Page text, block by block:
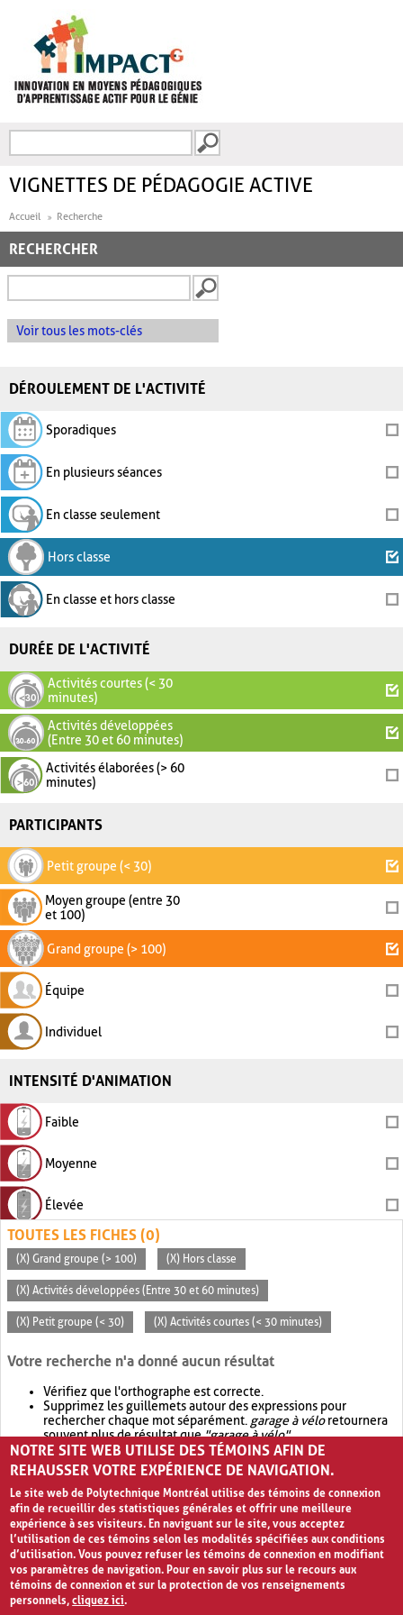
FORMULAIRE DE
VIGNETTES DE PÉDAGOGIE ACTIVE
Accueil Recherche
RECHERCHER
Voir tous les mots-clés
DÉROULEMENT DE L'ACTIVITÉ
Sporadiques
En plusieurs séances
En classe seulement
Hors classe
En classe et hors classe
DURÉE DE L'ACTIVITÉ
Activités courtes (< 30
minutes)
Activités développées
(Entre 30 et 60 minutes)
Activités élaborées (> 60
minutes)
PARTICIPANTS
Petit groupe (< 30)
Moyen groupe (entre 30
et 100)
Grand groupe (> 100)
Équipe
Individuel
INTENSITÉ D'ANIMATION
Faible
Moyenne
Élevée
TOUTES LES FICHES (0)
(X) Grand groupe (> 100) (X) Hors classe
(X) Activités développées (Entre 30 et 60 minutes)
(X) Petit groupe (< 30) (X) Activités courtes (< 30 minutes)
Votre recherche n'a donné aucun résultat
Vérifiez que l'orthographe est correcte.
Supprimez les guillemets autour des expressions pour
rechercher chaque mot séparément. garage à véloretournera
souvent plus de résultat que"garage à vélo".
Envisagez d'élargir votre recherche avec OR.garage OR vélo
retournera souvent plus de résultat quegarage à vélo
NOTRE SITE WEB UTILISE DES TÉMOINS AFIN DE
REHAUSSER VOTRE EXPÉRIENCE DE NAVIGATION.
Le site web de Polytechnique Montréal utilise des témoins de connexion
afin de recueillir des statistiques générales et offrir une meilleure
expérience à ses visiteurs. En naviguant sur le site, vous acceptez
l’utilisation de ces témoins selon les modalités spécifiées aux conditions
d’utilisation. Vous pouvez refuser les témoins de connexion en modifiant
vos paramètres de navigation. Pour en savoir plus sur le recours aux
témoins de connexion et sur la protection de vos renseignements
personnels,cliquez ici.